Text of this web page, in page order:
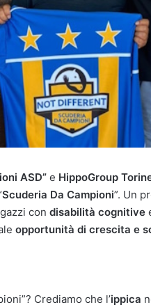
ASD” e HippoGroup
Scuderia Da Campioni”. Un
con disabilità cognitive
opportunità di crescita e
Crediamo che l’ippica